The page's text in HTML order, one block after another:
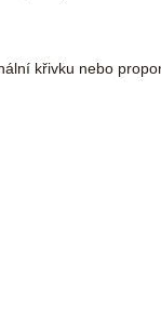
křivku nebo